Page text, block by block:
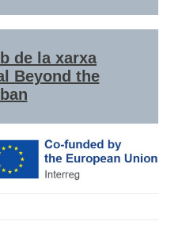
de la xarxa
Beyond the